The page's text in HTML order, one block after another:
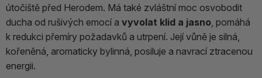
útočiště před Herodem. Má také zvláštní moc osvobodit
ducha od rušivých emocí a vyvolat klid a jasno, pomáhá
k redukci přemíry požadavků a utrpení. Její vůně je silná,
kořeněná, aromaticky bylinná, posiluje a navrací ztracenou
energii.